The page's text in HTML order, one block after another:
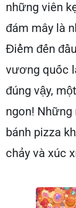
những viên
đám mây là
Điểm đến
vương quốc
đúng vậy,
ngon!
bánh pizza
chảy và xúc